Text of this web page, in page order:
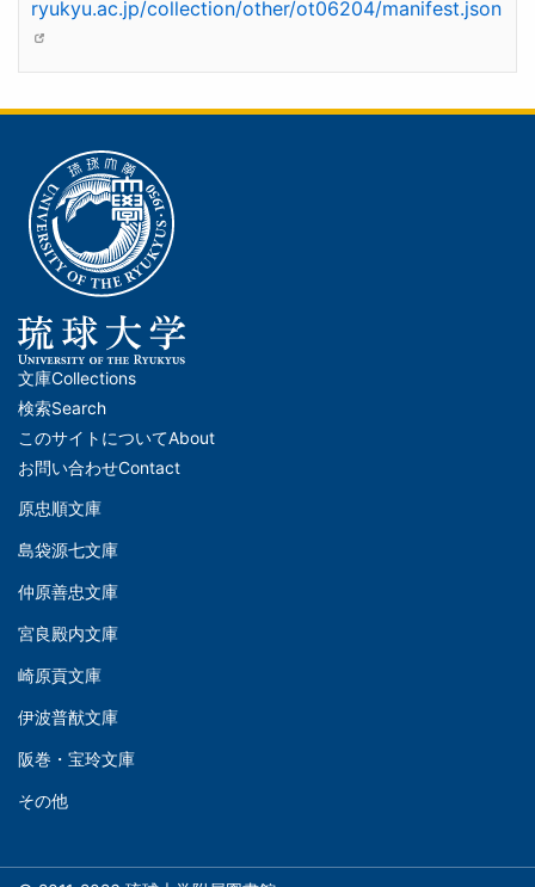
ryukyu.ac.jp/collection/other/ot06204/manifest.json
メ
イ
ン
ナ
ビ
ー
シ
ョ
ン
ッ
タ
文庫Collections
検索Search
このサイトについてAbout
お問い合わせContact
文
(Left)
原忠順文庫
島袋源七文庫
仲原善忠文庫
文
(Middle)
宮良殿内文庫
崎原貢文庫
伊波普猷文庫
文
庫
阪巻・宝玲文庫
その他